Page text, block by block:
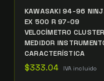
KAWASAKI 94-96
EX 500 R 97-09
VELOCÍMETRO CLUSTER
MEDIDOR
CARACTERÍSTICA
$333.04 IVA incluido